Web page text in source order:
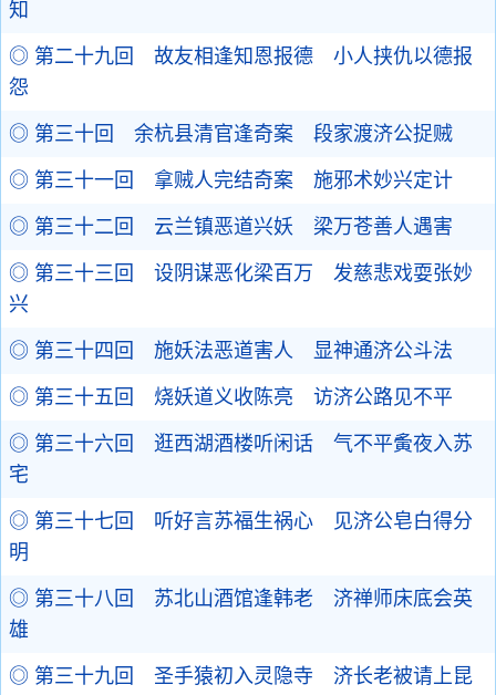
知
◎ 第二十九回 故友相逢知恩报德 小人挟仇以德报
怨
◎ 第三十回 余杭县清官逢奇案 段家渡济公捉贼
◎ 第三十一回 拿贼人完结奇案 施邪术妙兴定计
◎ 第三十二回 云兰镇恶道兴妖 梁万苍善人遇害
◎ 第三十三回 设阴谋恶化梁百万 发慈悲戏耍张妙
兴
◎ 第三十四回 施妖法恶道害人 显神通济公斗法
◎ 第三十五回 烧妖道义收陈亮 访济公路见不平
◎ 第三十六回 逛西湖酒楼听闲话 气不平夤夜入苏
宅
◎ 第三十七回 听好言苏福生祸心 见济公皂白得分
明
◎ 第三十八回 苏北山酒馆逢韩老 济禅师床底会英
雄
◎ 第三十九回 圣手猿初入灵隐寺 济长老被请上昆